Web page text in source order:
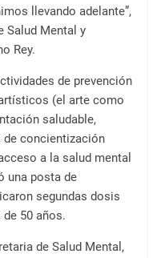
llevando adelante”,
Salud Mental y
Rey.
de prevención
(el arte como
saludable,
de concientización
a la salud mental
una posta de
segundas dosis
50 años.
de Salud Mental,